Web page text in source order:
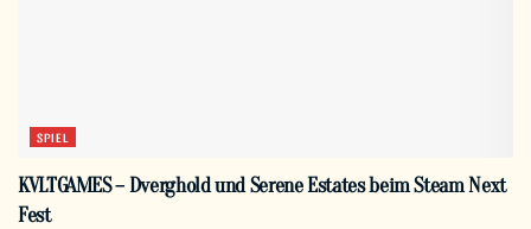
SPIEL
KVLTGAMES – Dverghold und Serene Estates beim Steam Next
Fest